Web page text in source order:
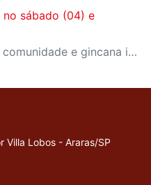
no sábado (04) e
Troca de figurinhas aberta à comunidade e gincana infantil para cliente SESI são algumas atividades
Villa Lobos - Araras/SP